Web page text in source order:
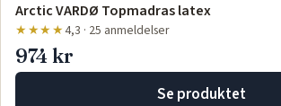
Arctic VARDØ Topmadras latex
★★★★4,3 · 25 anmeldelser
974 kr
Se produktet